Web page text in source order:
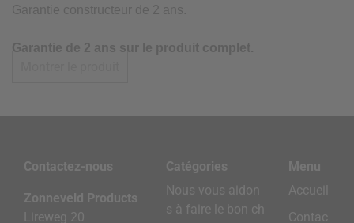
Garantie constructeur de 2 ans.
Garantie de 2 ans sur le produit complet.
Contactez-nous
Zonneveld Products
Lireweg 20
Catégories
Nous vous aidon
s à faire le bon ch
Menu
Accueil
Contac